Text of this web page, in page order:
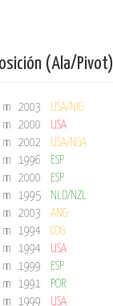
(Ala/Pivot)
m 2003
USA/NIG
m 2000
USA
m 2002
USA/NGA
m 1996 ESP
m 2000 ESP
m 1995 NLD/NZL
m 2003 ANG
m 1994 COG
m 1994
USA
m 1999 ESP
m 1991 POR
m 1999 USA